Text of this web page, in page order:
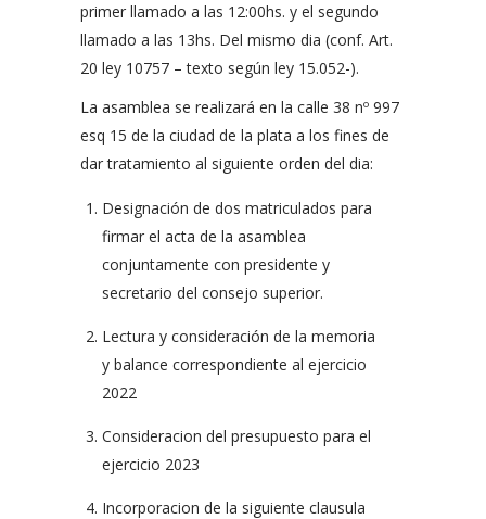
primer llamado a las 12:00hs. y el segundo
llamado a las 13hs. Del mismo dia (conf. Art.
20 ley 10757 – texto según ley 15.052-).
La asamblea se realizará en la calle 38 nº 997
esq 15 de la ciudad de la plata a los fines de
dar tratamiento al siguiente orden del dia:
Designación de dos matriculados para
firmar el acta de la asamblea
conjuntamente con presidente y
secretario del consejo superior.
Lectura y consideración de la memoria
y balance correspondiente al ejercicio
2022
Consideracion del presupuesto para el
ejercicio 2023
Incorporacion de la siguiente clausula